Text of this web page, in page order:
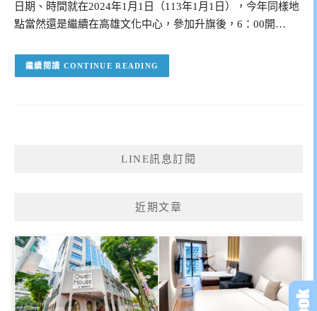
日期、時間就在2024年1月1日（113年1月1日），今年同樣地
點當然還是繼續在高雄文化中心，參加升旗後，6：00開…
CONTINUE READING
LINE訊息訂閱
近期文章